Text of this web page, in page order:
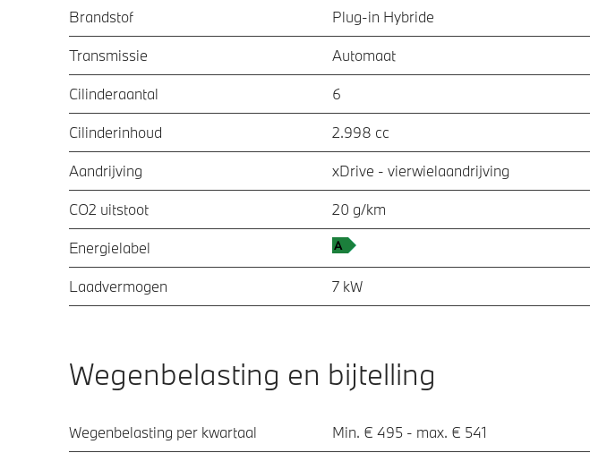
Brandstof Plug-in Hybride
Transmissie Automaat
Cilinderaantal 6
Cilinderinhoud 2.998 cc
Aandrijving xDrive - vierwielaandrijving
CO2 uitstoot 20 g/km
Energielabel
Laadvermogen 7 kW
Wegenbelasting en bijtelling
Wegenbelasting per kwartaal Min. € 495 - max. € 541